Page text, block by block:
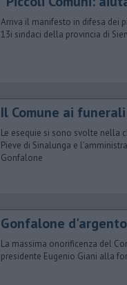
Arriva il manifesto in difesa dei
13i sindaci della provincia di
Il Comune ai
Le esequie si sono svolte nella
Pieve di Sinalunga e
Gonfalone
Gonfalone
La massima onorificenza del
presidente Eugenio Giani alla